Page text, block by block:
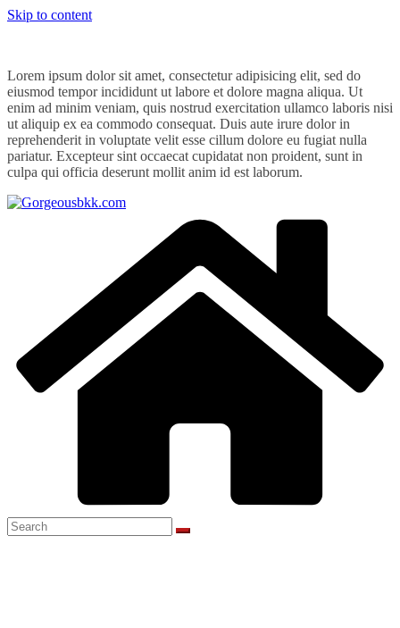
Skip to content
Lorem ipsum dolor sit amet, consectetur adipisicing elit, sed do
eiusmod tempor incididunt ut labore et dolore magna aliqua. Ut
enim ad minim veniam, quis nostrud exercitation ullamco laboris nisi
ut aliquip ex ea commodo consequat. Duis aute irure dolor in
reprehenderit in voluptate velit esse cillum dolore eu fugiat nulla
pariatur. Excepteur sint occaecat cupidatat non proident, sunt in
culpa qui officia deserunt mollit anim id est laborum.